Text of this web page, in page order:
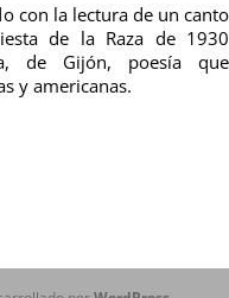
con la lectura de un canto
de la Raza de 1930
de Gijón, poesía que
y americanas.